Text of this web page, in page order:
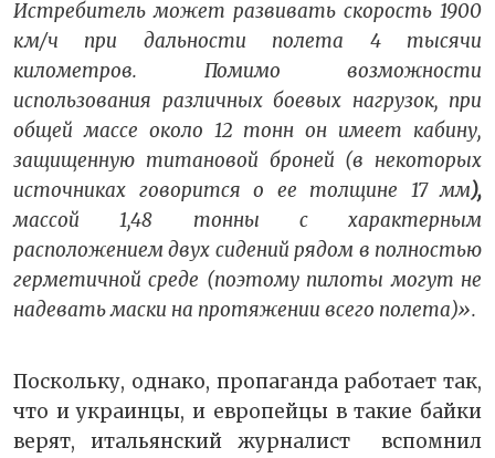
Истребитель может развивать скорость 1900
км/ч при дальности полета 4 тысячи
километров. Помимо возможности
использования различных боевых нагрузок, при
общей массе около 12 тонн он имеет кабину,
защищенную титановой броней (в некоторых
источниках говорится о ее толщине 17 мм),
массой 1,48 тонны с характерным
расположением двух сидений рядом в полностью
герметичной среде (поэтому пилоты могут не
надевать маски на протяжении всего полета)».
Поскольку, однако, пропаганда работает так,
что и украинцы, и европейцы в такие байки
верят, итальянский журналист вспомнил